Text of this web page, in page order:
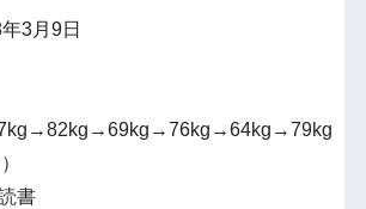
3月9日
書